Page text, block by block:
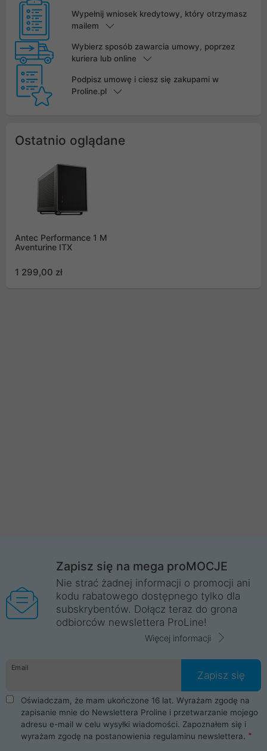
Wypełnij wniosek kredytowy, który otrzymasz
mailem
Wybierz sposób zawarcia umowy, poprzez
kuriera lub online
Podpisz umowę i ciesz się zakupami w
Proline.pl
Ostatnio oglądane
Antec Performance 1 M
Aventurine ITX
1 299,00 zł
Zapisz się na mega proMOCJE
Nie strać żadnej informacji o promocji ani
kodu rabatowego dostępnego tylko dla
subskrybentów. Dołącz teraz do grona
odbiorców newslettera ProLine!
Więcej informacji
Email
Zapisz się
Oświadczam, że mam ukończone 16 lat. Wyrażam zgodę na
zapisanie mnie do Newslettera Proline i przetwarzanie mojego
adresu e-mail w celu wysyłki wiadomości. Zapoznałem się i
wyrażam zgodę na postanowienia regulaminu newslettera.